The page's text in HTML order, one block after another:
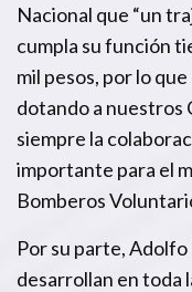
Nacional que “un
cumpla su función
mil pesos, por lo
dotando a nuestros
siempre la
importante para el
Bomberos
Por su parte,
desarrollan en toda